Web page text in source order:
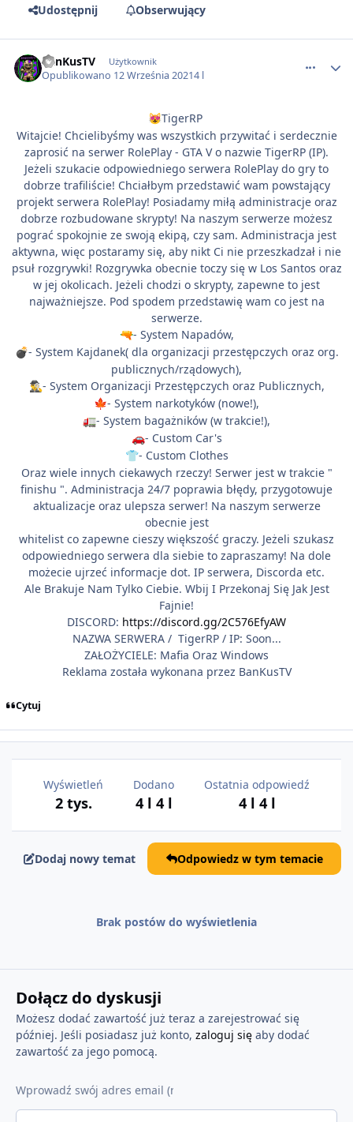
Udostępnij Obserwujący
BanKusTV Użytkownik
Opublikowano 12 Września 20214 l
😻TigerRP
Witajcie! Chcielibyśmy was wszystkich przywitać i serdecznie
zaprosić na serwer RolePlay - GTA V o nazwie TigerRP (IP).
Jeżeli szukacie odpowiedniego serwera RolePlay do gry to
dobrze trafiliście! Chciałbym przedstawić wam powstający
projekt serwera RolePlay! Posiadamy miłą administracje oraz
dobrze rozbudowane skrypty! Na naszym serwerze możesz
pograć spokojnie ze swoją ekipą, czy sam. Administracja jest
aktywna, więc postaramy się, aby nikt Ci nie przeszkadzał i nie
psuł rozgrywki! Rozgrywka obecnie toczy się w Los Santos oraz
w jej okolicach. Jeżeli chodzi o skrypty, zapewne to jest
najważniejsze. Pod spodem przedstawię wam co jest na
serwerze.
🔫- System Napadów,
💣- System Kajdanek( dla organizacji przestępczych oraz org.
publicznych/rządowych),
🕵️‍♂️- System Organizacji Przestępczych oraz Publicznych,
🍁- System narkotyków (nowe!),
🚛- System bagażników (w trakcie!),
🚗- Custom Car's
👕- Custom Clothes
Oraz wiele innych ciekawych rzeczy! Serwer jest w trakcie "
finishu ". Administracja 24/7 poprawia błędy, przygotowuje
aktualizacje oraz ulepsza serwer! Na naszym serwerze
obecnie jest
whitelist co zapewne cieszy większość graczy. Jeżeli szukasz
odpowiedniego serwera dla siebie to zapraszamy! Na dole
możecie ujrzeć informacje dot. IP serwera, Discorda etc.
Ale Brakuje Nam Tylko Ciebie. Wbij I Przekonaj Się Jak Jest
Fajnie!
DISCORD: https://discord.gg/2C576EfyAW
NAZWA SERWERA / TigerRP / IP: Soon...
ZAŁOŻYCIELE: Mafia Oraz Windows
Reklama została wykonana przez BanKusTV
Cytuj
Wyświetleń
2 tys.
Dodano
4 l 4 l
Ostatnia odpowiedź
4 l 4 l
Dodaj nowy temat Odpowiedz w tym temacie
Brak postów do wyświetlenia
Dołącz do dyskusji
Możesz dodać zawartość już teraz a zarejestrować się
później. Jeśli posiadasz już konto, zaloguj sięaby dodać
zawartość za jego pomocą.